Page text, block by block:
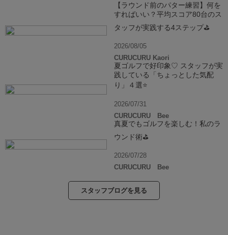
てもべたつかず
首から風が通る
く感じます。
は、鮮やかなス
【ラウンド前のパター練習】何を
すればいい？平均スコア80台のス
タッフが実践する4ステップ⛳
2026/08/05
CURUCURU Kaori
夏ゴルフで好印象♡ スタッフが実
践している「ちょっとした気配
り」４選⭐️
2026/07/31
CURUCURU Bee
真夏でもゴルフを楽しむ！私のラ
ウンド術⛳️
2026/07/28
CURUCURU Bee
スタッフブログを見る